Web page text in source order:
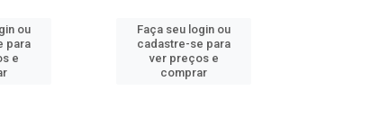
ou
para
e
Faça seu login ou
cadastre-se para
ver preços e
comprar